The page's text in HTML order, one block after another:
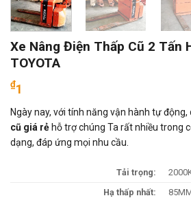
Xe Nâng Điện Thấp Cũ 2 Tấn
TOYOTA
₫1
Ngày nay, với tính năng vận hành tự động,
cũ giá rẻ hỗ trợ chúng Ta rất nhiều trong
dạng, đáp ứng mọi nhu cầu.
Tải trọng:
Hạ thấp nhất: